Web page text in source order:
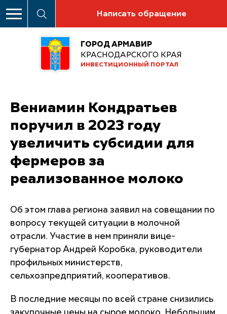
Написать обращение
ГОРОД АРМАВИР
КРАСНОДАРСКОГО КРАЯ
ИНВЕСТИЦИОННЫЙ ПОРТАЛ
Вениамин Кондратьев
поручил в 2023 году
увеличить субсидии для
фермеров за
реализованное молоко
Об этом глава региона заявил на совещании по
вопросу текущей ситуации в молочной
отрасли. Участие в нем приняли вице-
губернатор Андрей Коробка, руководители
профильных министерств,
сельхозпредприятий, кооперативов.
В последние месяцы по всей стране снизились